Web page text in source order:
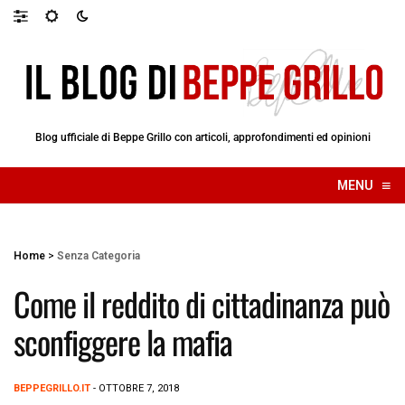
Blog ufficiale di Beppe Grillo con articoli, approfondimenti ed opinioni
MENU ≡
☰
Home > Senza Categoria
Come il reddito di cittadinanza può
sconfiggere la mafia
BEPPEGRILLO.IT - OTTOBRE 7, 2018